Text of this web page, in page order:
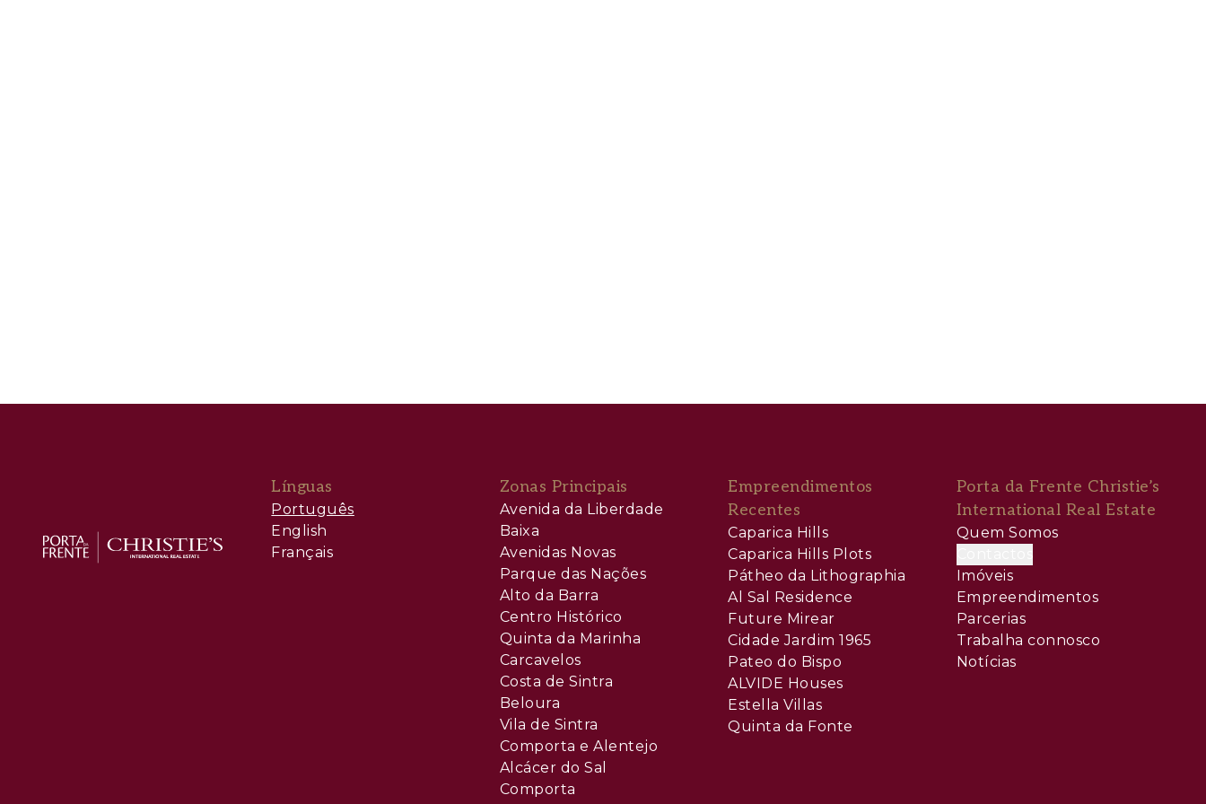
Línguas
Português
English
Français
Zonas Principais
Avenida da Liberdade
Baixa
Avenidas Novas
Parque das Nações
Alto da Barra
Centro Histórico
Quinta da Marinha
Carcavelos
Costa de Sintra
Beloura
Vila de Sintra
Comporta e Alentejo
Alcácer do Sal
Comporta
Empreendimentos
Recentes
Caparica Hills
Caparica Hills Plots
Pátheo da Lithographia
Al Sal Residence
Future Mirear
Cidade Jardim 1965
Pateo do Bispo
ALVIDE Houses
Estella Villas
Quinta da Fonte
Porta da Frente Christie’s
International Real Estate
Quem Somos
Imóveis
Empreendimentos
Parcerias
Trabalha connosco
Notícias